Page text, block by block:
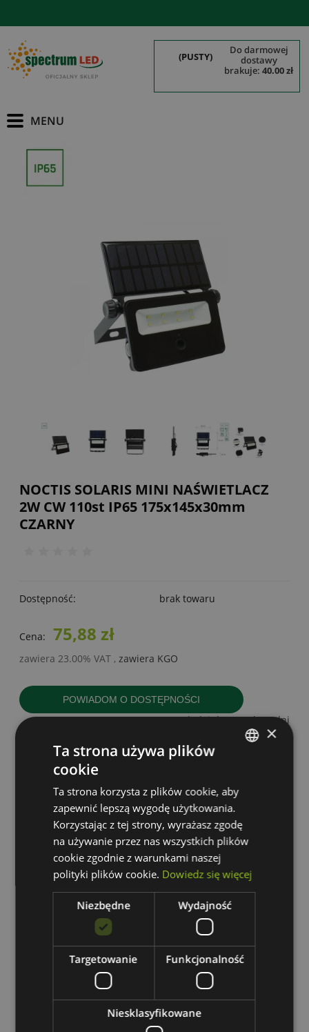
(PUSTY)
do darmowej
dostawy
brakuje: 40.00 zł
NOCTIS SOLARIS MINI NAŚWIETLACZ
2W CW 110st IP65 175x145x30mm
CZARNY
Dostępność: brak towaru
Cena: 75,88 zł
zawiera 23.00% VAT , zawiera KGO
POWIADOM O DOSTĘPNOŚCI
dodaj do przechowalni
Producent:
Kod produktu: SPECTRUM-
SLI050001
poleć znajomemu
dodaj opinię
Opinie o produkcie (0)
Bezpieczeństwo produktu
GERMAN
×
Ta strona używa plików
cookie
Ta strona korzysta z plików cookie, aby
zapewnić lepszą wygodę użytkowania.
Korzystając z tej strony, wyrażasz zgodę
na używanie przez nas wszystkich plików
cookie zgodnie z warunkami naszej
polityki plików cookie. Dowiedz się więcej
Niezbędne Wydajność
Targetowanie Funkcjonalność
Niesklasyfikowane